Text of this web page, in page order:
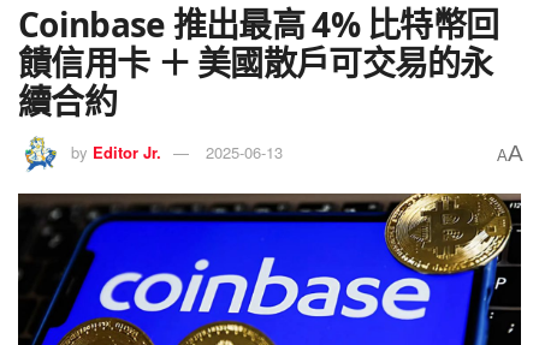
Coinbase 推出最高 4% 比特幣回
饋信用卡 ＋ 美國散戶可交易的永
續合約
by Editor Jr. 2025-06-13 AA